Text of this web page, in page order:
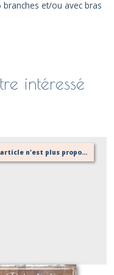
et/ou avec bras
intéressé
Cet article n'est plus proposé, retournez au menu principal ou contactez moi!